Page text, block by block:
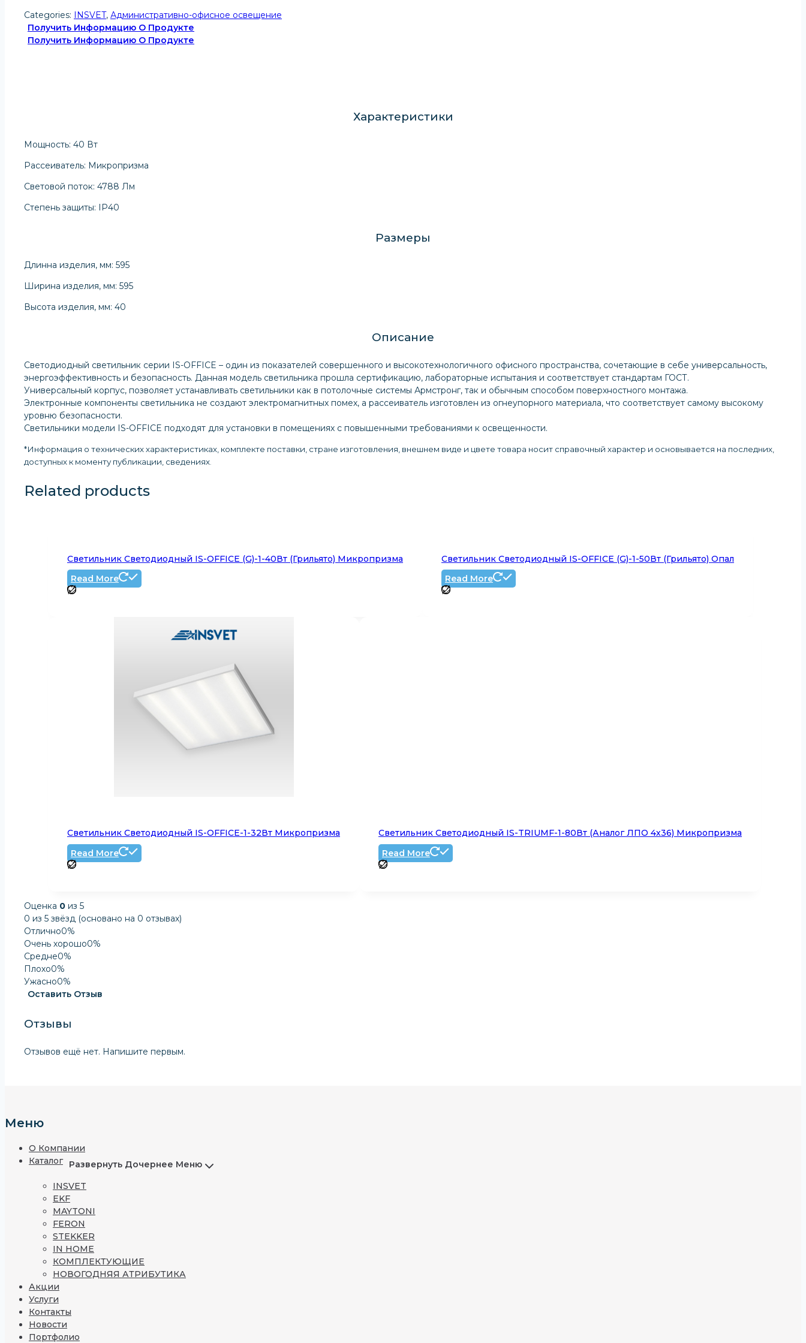
Categories: INSVET, Административно-офисное освещение
Получить Информацию О Продукте
Получить Информацию О Продукте
Характеристики
Мощность: 40 Вт
Рассеиватель: Микропризма
Световой поток: 4788 Лм
Степень защиты: IP40
Размеры
Длинна изделия, мм: 595
Ширина изделия, мм: 595
Высота изделия, мм: 40
Описание
Светодиодный светильник серии IS-OFFICE – один из показателей совершенного и высокотехнологичного офисного пространства, сочетающие в себе универсальность,
энергоэффективность и безопасность. Данная модель светильника прошла сертификацию, лабораторные испытания и соответствует стандартам ГОСТ.
Универсальный корпус, позволяет устанавливать светильники как в потолочные системы Армстронг, так и обычным способом поверхностного монтажа.
Электронные компоненты светильника не создают электромагнитных помех, а рассеиватель изготовлен из огнеупорного материала, что соответствует самому высокому
уровню безопасности.
Светильники модели IS-OFFICE подходят для установки в помещениях с повышенными требованиями к освещенности.
*Информация о технических характеристиках, комплекте поставки, стране изготовления, внешнем виде и цвете товара носит справочный характер и основывается на последних,
доступных к моменту публикации, сведениях.
Related products
Светильник Светодиодный IS-OFFICE (G)-1-40Вт (Грильято) Микропризма
Read More
Светильник Светодиодный IS-OFFICE (G)-1-50Вт (Грильято) Опал
Read More
Светильник Светодиодный IS-OFFICE-1-32Вт Микропризма
Read More
Светильник Светодиодный IS-TRIUMF-1-80Вт (аналог ЛПО 4х36) Микропризма
Read More
Оценка 0 из 5
0 из 5 звёзд (основано на 0 отзывах)
Отлично0%
Очень хорошо0%
Средне0%
Плохо0%
Ужасно0%
Оставить Отзыв
Отзывы
Отзывов ещё нет. Напишите первым.
Меню
О Компании
Каталог
Развернуть Дочернее Меню
INSVET
EKF
MAYTONI
FERON
STEKKER
IN HOME
КОМПЛЕКТУЮЩИЕ
НОВОГОДНЯЯ АТРИБУТИКА
Акции
Услуги
Контакты
Новости
Портфолио